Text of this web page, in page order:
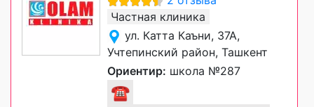
Частная клиника
ул. Катта Каъни, 37А,
Учтепинский район, Ташкент
Ориентир: школа №287
☎